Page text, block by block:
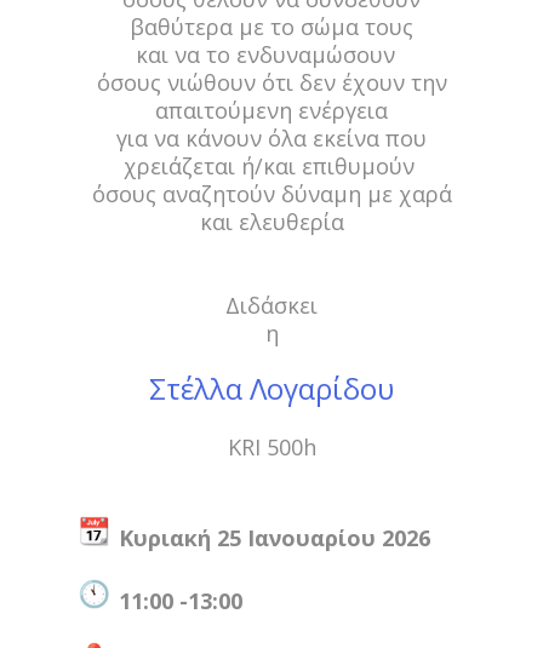
βαθύτερα με το σώμα τους
και να το ενδυναμώσουν
όσους νιώθουν ότι δεν έχουν την
απαιτούμενη ενέργεια
για να κάνουν όλα εκείνα που
χρειάζεται ή/και επιθυμούν
όσους αναζητούν δύναμη με χαρά
και ελευθερία
Διδάσκει
η
Στέλλα Λογαρίδου
KRI 500h
Κυριακή 25 Ιανουαρίου 2026
11:00 -13:00